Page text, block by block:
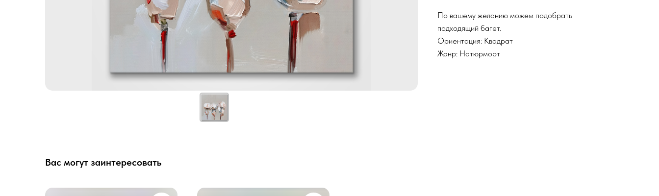
По вашему желанию можем подобрать
подходящий багет.
Ориентация: Квадрат
Жанр: Натюрморт
Вас могут заинтересовать